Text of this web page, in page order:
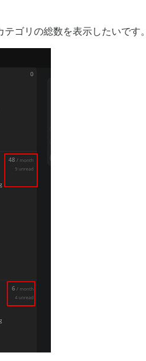
ゴリの総数を表示したいです。